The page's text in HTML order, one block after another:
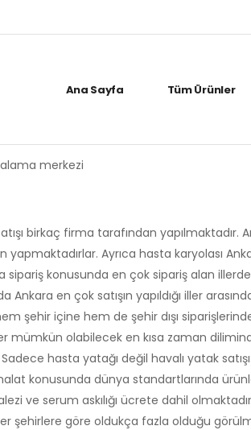
Ana Sayfa Tüm Ürünler
merkezi
birkaç firma tarafından
Ayrıca hasta karyolası
konusunda en çok sipariş alan
en çok satışın yapıldığı iller
şehir içine hem de şehir dışı
mümkün olabilecek en kısa zaman
hasta yatağı değil havalı yatak
konusunda dünya standartlarında
ve serum askılığı ücrete dahil
şehirlere göre oldukça fazla olduğu